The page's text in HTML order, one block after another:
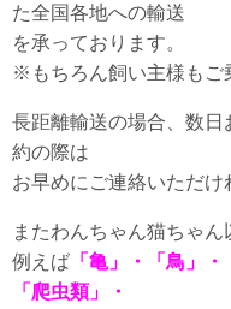
た全国各地への輸送
を承っております。
※もちろん飼い主様もご
長距離輸送の場合、数
約の際は
お早めにご連絡いただけ
またわんちゃん猫ちゃん
例えば 「亀」・「鳥」
「爬虫類」・